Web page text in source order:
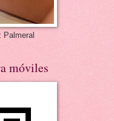
Palmeral
móviles